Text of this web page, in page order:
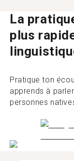
La
plus
Pratique ton
apprends à
personnes